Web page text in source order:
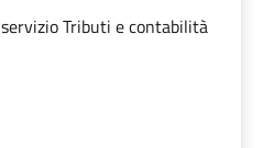
Tributi e contabilità